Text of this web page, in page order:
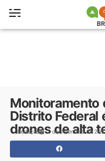
Monitoramento
Distrito Federal
drones de alta
Redação 2 de setembro de